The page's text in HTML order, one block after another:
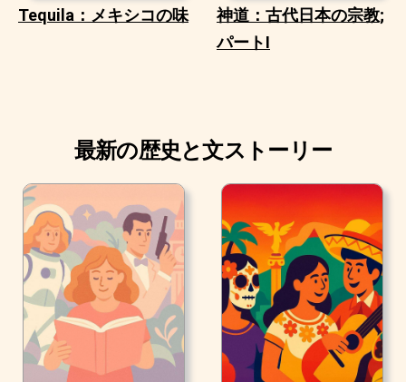
Tequila：メキシコの味
神道：古代日本の宗教;
パートI
最新の歴史と文ストーリー